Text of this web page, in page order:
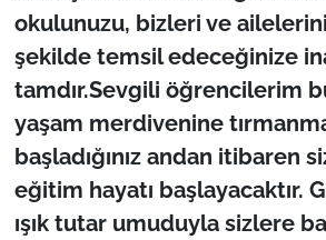
okulunuzu, bizleri ve
şekilde temsil edeceğinize
tamdır.Sevgili öğrencilerim
yaşam merdivenine
başladığınız andan itibaren
eğitim hayatı başlayacaktır.
ışık tutar umuduyla sizlere